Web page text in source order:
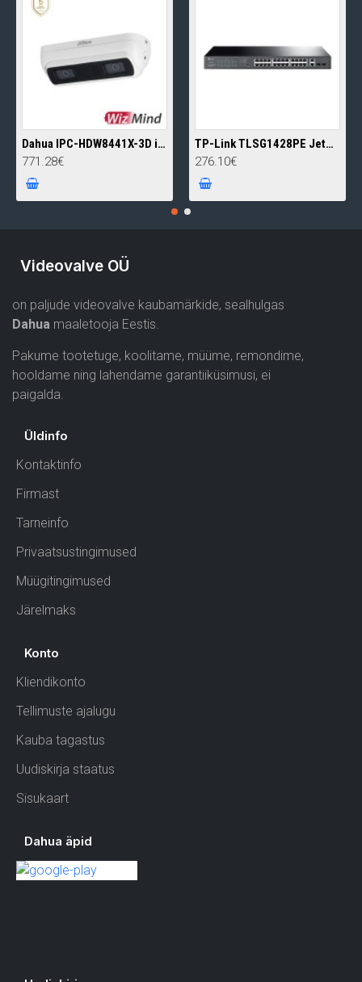
Dahua IPC-HDW8441X-3D inimeste loendamise kaamera • WizMind 4MP IR20m 2.0mm(122°) audio alarm
771.28€
TP-Link TLSG1428PE JetStream Omada SDN smart switch • 24 Gigabit PoE+ ja 2 Gigabit Combo pesa 250W
276.10€
Videovalve OÜ
on paljude videovalve kaubamärkide, sealhulgas
Dahua maaletooja Eestis.
Pakume tootetuge, koolitame, müüme, remondime,
hooldame ning lahendame garantiiküsimusi, ei
paigalda.
Üldinfo
Kontaktinfo
Firmast
Tarneinfo
Privaatsustingimused
Müügitingimused
Järelmaks
Konto
Kliendikonto
Tellimuste ajalugu
Kauba tagastus
Uudiskirja staatus
Sisukaart
Dahua äpid